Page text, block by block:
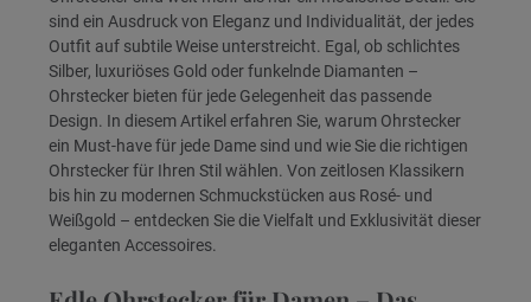
sind ein Ausdruck von Eleganz und Individualität, der jedes
Outfit auf subtile Weise unterstreicht. Egal, ob schlichtes
Silber, luxuriöses Gold oder funkelnde Diamanten –
Ohrstecker bieten für jede Gelegenheit das passende
Design. In diesem Artikel erfahren Sie, warum Ohrstecker
ein Must-have für jede Dame sind und wie Sie die richtigen
Ohrstecker für Ihren Stil wählen. Von zeitlosen Klassikern
bis hin zu modernen Schmuckstücken aus Rosé- und
Weißgold – entdecken Sie die Vielfalt und Exklusivität dieser
eleganten Accessoires.